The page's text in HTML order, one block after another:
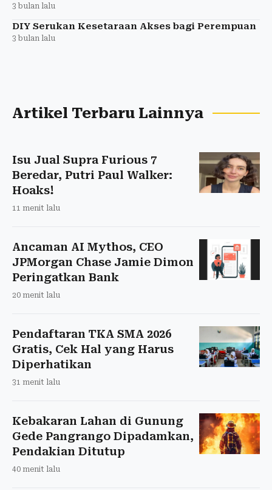
3 bulan lalu
DIY Serukan Kesetaraan Akses bagi Perempuan
3 bulan lalu
Artikel Terbaru Lainnya
Isu Jual Supra Furious 7
Beredar, Putri Paul Walker:
Hoaks!
11 menit lalu
Ancaman AI Mythos, CEO
JPMorgan Chase Jamie Dimon
Peringatkan Bank
20 menit lalu
Pendaftaran TKA SMA 2026
Gratis, Cek Hal yang Harus
Diperhatikan
31 menit lalu
Kebakaran Lahan di Gunung
Gede Pangrango Dipadamkan,
Pendakian Ditutup
40 menit lalu